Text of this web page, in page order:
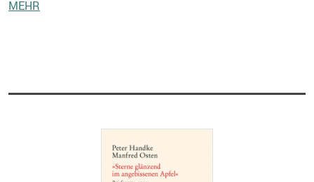
MEHR